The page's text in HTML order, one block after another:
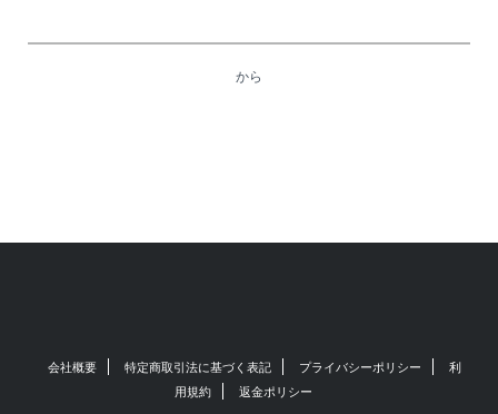
から
会社概要 特定商取引法に基づく表記 プライバシーポリシー
利
用規約
返金ポリシー